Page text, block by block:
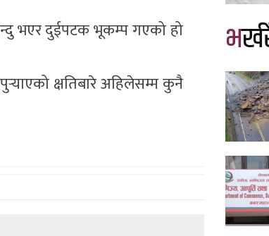
भएर दुईपटक भूकम्प गएको हो
क्षतिबारे अहिलेसम्म कुनै